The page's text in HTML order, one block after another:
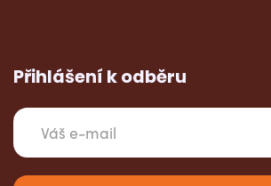
Přihlášení k odběru